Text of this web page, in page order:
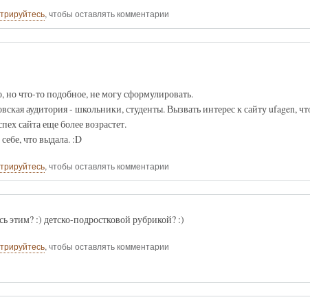
, чтобы оставлять комментарии
но что-то подобное, не могу сформулировать.
аудитория - школьники, студенты. Вызвать интерес к сайту ufagen,
сайта еще более возрастет.
что выдала. :D
, чтобы оставлять комментарии
этим? :) детско-подростковой рубрикой? :)
, чтобы оставлять комментарии